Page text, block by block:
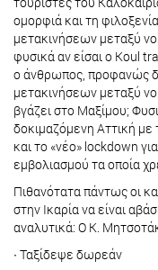
ομορφιά και τη
μετακινήσεων μεταξύ
φυσικά αν είσαι ο Koul
ο άνθρωπος, προφανώς
μετακινήσεων μεταξύ
βγάζει στο Μαξίμου;
δοκιμαζόμενη Αττική
και το «νέο» lockdown
εμβολιασμού τα οποία
Πιθανότατα πάντως οι
στην Ικαρία να είναι
αναλυτικά: Ο Κ.
∙ Ταξίδεψε δωρεάν